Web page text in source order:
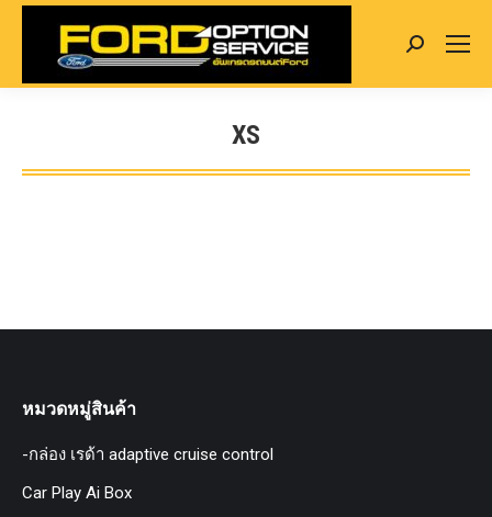
Search:
XS
You are here:
หมวดหมู่สินค้า
-กล่อง เรด้า adaptive cruise control
Car Play Ai Box